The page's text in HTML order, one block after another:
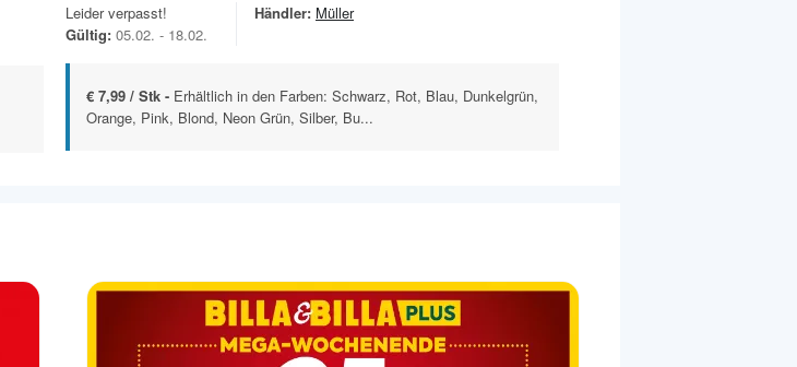
Leider verpasst!
Gültig: 05.02. - 18.02.
Händler: Müller
€ 7,99 / Stk - Erhältlich in den Farben: Schwarz, Rot, Blau, Dunkelgrün,
Orange, Pink, Blond, Neon Grün, Silber, Bu...